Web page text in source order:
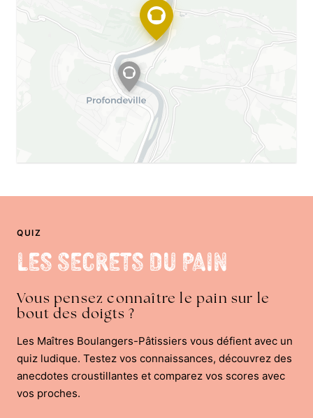
QUIZ
Les Secrets du Pain
Vous pensez connaître le pain sur le
bout des doigts ?
Les Maîtres Boulangers-Pâtissiers vous défient avec un
quiz ludique. Testez vos connaissances, découvrez des
anecdotes croustillantes et comparez vos scores avec
vos proches.